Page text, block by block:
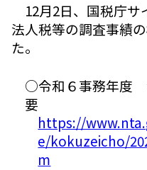
12月2日、国税庁
法人税等の調査事績
た。
○令和６事務年度
要
https://
e/kokuzeicho/
m